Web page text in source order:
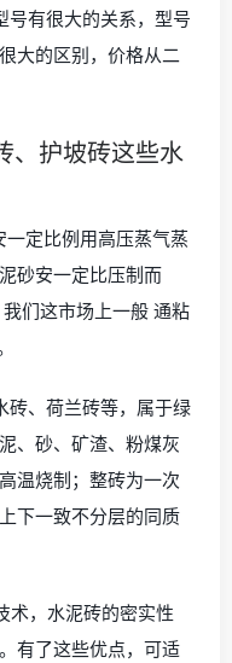
号有很大的关系，型号
大的区别，价格从二
、护坡砖这些水
定比例用高压蒸气蒸
砂安一定比压制而
们这市场上一般 通粘
砖、荷兰砖等，属于绿
、砂、矿渣、粉煤灰
温烧制；整砖为一次
下一致不分层的同质
术，水泥砖的密实性
有了这些优点，可适